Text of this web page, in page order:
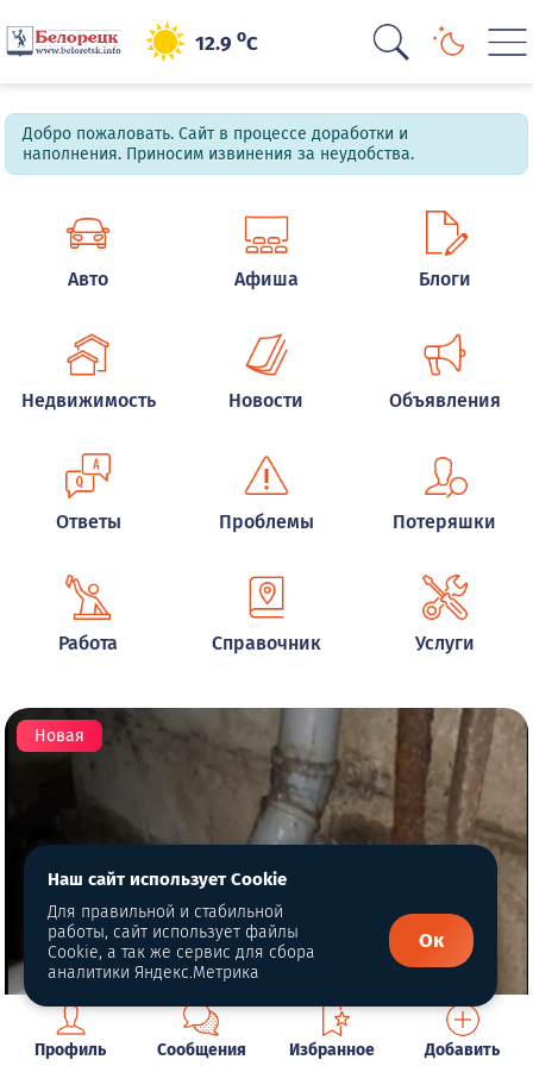
12.9oC
Добро пожаловать. Сайт в процессе доработки и
наполнения. Приносим извинения за неудобства.
Авто Афиша Блоги
Недвижимость Новости Объявления
Ответы Проблемы Потеряшки
Работа Справочник Услуги
Новая
Профиль Сообщения Избранное Добавить
Наш сайт использует Cookie
Для правильной и стабильной
работы, сайт использует файлы
Cookie, а так же сервис для сбора
аналитики Яндекс.Метрика
Ок